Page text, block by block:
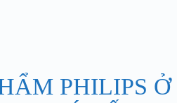
PHILIPS Ở